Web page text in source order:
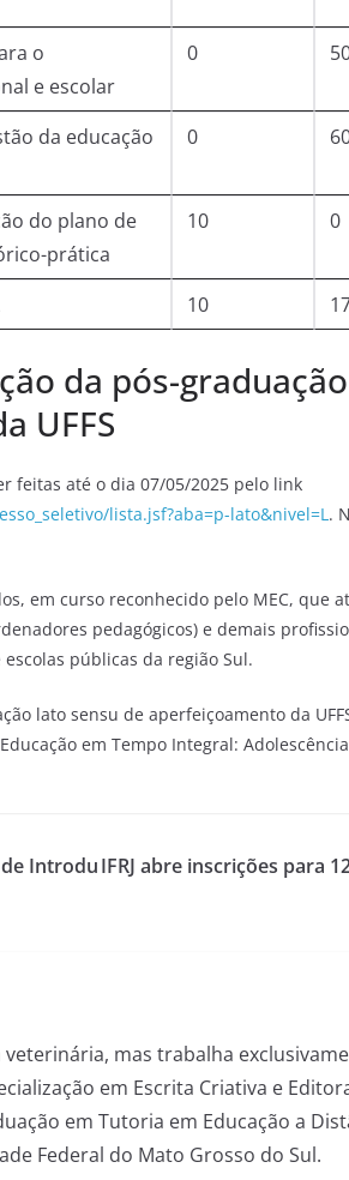
o
e escolar
0
da educação
0
do plano de
prática
10 0
10
da pós-
UFFS
feitas até o dia 07/05/2025 pelo link
lista.jsf?aba=p-lato&nivel=L .
em curso reconhecido pelo MEC, que
pedagógicos) e demais
públicas da região Sul.
lato sensu de aperfeiçoamento da
em Tempo Integral:
IntroduIFRJ abre inscrições para
mas trabalha
em Escrita Criativa e
em Tutoria em Educação a
Federal do Mato Grosso do Sul.